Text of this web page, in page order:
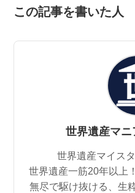
この記事を書いた人
世界遺産マニ
世界遺産マイス
世界遺産一筋20年以上
無尽で駆け抜ける、生